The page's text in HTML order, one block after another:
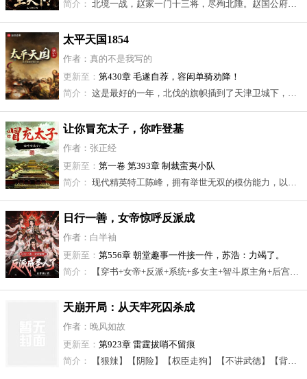
简介： 北境一战，赵家一门十三将，尽殉北陲。赵国公府，仅剩赵慎行一人。 六位嫂嫂为求自保，一同嫁给赵慎行。 自此，赵家不灭，六家共担。 朝堂奸佞要赵家亡？杀！北鞑犯边？斩！ 那年，赵慎行加冠，立字尚武。 他举起长枪，肩挑六房，担起了赵家世代守护的万里山河。 誓要将赵家白幡，万倍插于敌国王庭！
太平天国1854
作者：真的不是我写的
更新至： 第430章 毛遂自荐，容闳单骑劝降！
简介： 这是最好的一年，北伐的旗帜插到了天津卫城下，西征的刀锋在靖港逼得曾国藩投水。 这也是最坏的一年，北伐的铁流在北方寒冬中凝结，西征的大胜因内斗倾覆于湘潭。 1854年，天国运势的巅峰在此，跌落的伏笔亦在此。赵木成便在这一年，踏入了天京城。 从最卑微的 “两司马”起步，于这末世激流中，执棋落子，横扫乾坤。
让你冒充太子，你咋登基
了？
作者：张正经
更新至： 第一卷 第393章 制裁蛮夷小队
简介： 现代精英特工陈峰，拥有举世无双的模仿能力，以及过目不忘本领，却意外穿越为太子替身。 无能太子为了应付皇帝检查：“现在去睡太子妃，事后赏你荣华富贵。” 陈峰微微一笑：“你什么身份，竟敢跟本宫长得一模一样？” 就连美艳无双的太子妃都认为，假太子撑不过三天。 可陈峰演着演着，画风却偏到姥姥家了。 皇帝盼他早日登基，满朝文武争当从龙之臣。 庙堂如此，江湖更是如此。 百济国长公主，当朝太子妃眉头紧锁： “太子是你，反贼头目是你，就连白莲教主的相好，还是你。” “说，你还有什么瞒着我的？” 陈峰无奈摊手，敌国女帝明天就要嫁过来，该不该告诉她呢？ 在线等，挺急的！
日行一善，女帝惊呼反派成
圣人了
作者：白半袖
更新至： 第556章 朝堂趣事一件接一件，苏浩：力竭了。
简介：
【穿书+女帝+反派+系统+多女主+智斗原主角+后宫。】\n评分刚出，\n苏浩穿书成为书中的反派角色，\n携带【日行一善系统】\n勇闯大武王朝，\n女帝：你这家伙，抓紧去治理国家，朕要生了不知道吗？ \n女将军：我卸不卸甲，跟你做不做好事有什么关系？\n才女：“文章本天成，妙手偶得之”你装叉的样子，妾身中意的紧。 \n女侠：“侠之大者，为国为民”，为了这句话，我追随你一辈子又何妨。 \n魔教圣女：····\n······\n原书主角：你把好事都干了，，那我就干坏事呗，我总不能白来吧。 \n苏铭城：做反派难，做洗白的反派其实挺简单的。\n那一日，帝都之中，\n苏铭城的雕像，受万民膜拜。 \n~~~~~·
天崩开局：从天牢死囚杀成
摄政王
作者：晚风如故
更新至： 第923章 雷霆拔哨不留痕
简介：
【狠辣】【阴险】【权臣走狗】【不讲武德】【背刺者都该死】\n穿越不是畏首畏尾，穿越是肆意妄为。 \n陈宴刚一睁眼，就身处天牢死狱之中，还是被亲爹亲弟检举进来的。 \n命悬一线之际，他没有任何犹豫，转头就投靠了权臣，成为权臣手下最忠实的走狗！ \n权臣要求纳的投名状，第一个任务就是，干掉他骨肉血亲、挚爱亲朋的二叔…\n而这恰恰正中陈宴下怀！ \n有了靠山的第一件事，你该去做些什么？\n那当然是睚眦必报。 \n清算曾经所有欺凌、羞辱、践踏过自己之人！\n没有人比陈宴更懂，如何处理一个父亲，还有两个兄弟！ \n权臣要杀前朝废帝，永绝王朝后患，那可太棒了！\n屠龙的办法，我有九种！ 九种！\n知道什么叫专业对口的含金量吗？\n而且权臣大佬只要结果，还无限兜底。 \n陈宴在大周遇到了最懂他的伯乐。\n至于名声臭不臭？\n功成名就后，自有大儒为我辩经！ \n在权臣大佬的庇护下，陈宴解锁封狼居胥，南下擒龙，勒石燕然，饮马瀚海等一系列成就。 \n直至假黄钺，使持节，录尚书事、开府仪同三司、都督中外诸军事，进相国、总百揆，赞拜不名、入朝不趋、剑履上殿，加九锡，位在诸王侯之上……\n距离那个位置只剩下一步之遥！